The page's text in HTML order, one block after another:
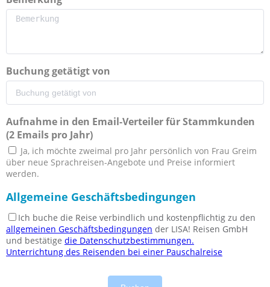
Buchung getätigt von
Aufnahme in den Email-Verteiler für Stammkunden
(2 Emails pro Jahr)
Ja, ich möchte zweimal pro Jahr persönlich von Frau Greim
über neue Sprachreisen-Angebote und Preise informiert
werden.
Allgemeine Geschäftsbedingungen
Ich buche die Reise verbindlich und kostenpflichtig zu den
allgemeinen Geschäftsbedingungen der LISA! Reisen GmbH
und bestätige die Datenschutzbestimmungen.
Unterrichtung des Reisenden bei einer Pauschalreise